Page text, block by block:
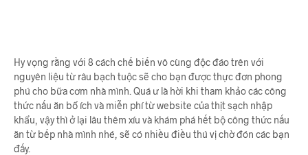
Hy vọng rằng với 8 cách chế biến vô cùng độc đáo trên với
nguyên liệu từ râu bạch tuộc sẽ cho bạn được thực đơn phong
phú cho bữa cơm nhà mình. Quá ư là hời khi tham khảo các công
thức nấu ăn bổ ích và miễn phí từ website của thịt sạch nhập
khẩu, vậy thì ở lại lâu thêm xíu và khám phá hết bộ công thức nấu
ăn từ bếp nhà mình nhé, sẽ có nhiều điều thú vị chờ đón các bạn
đấy.